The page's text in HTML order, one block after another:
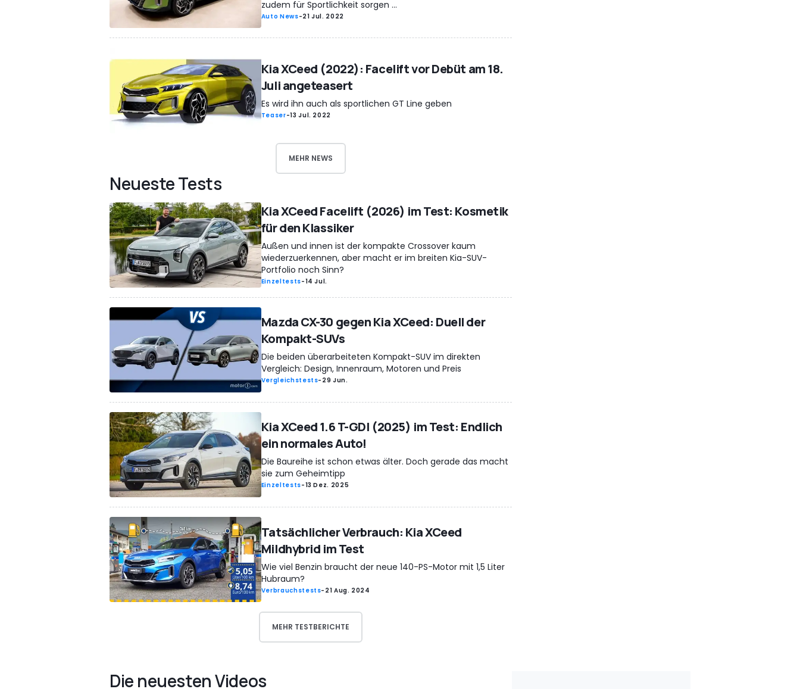
zudem für Sportlichkeit sorgen ...
Auto News-21 Jul. 2022
Kia XCeed (2022): Facelift vor Debüt am 18.
Juli angeteasert
Es wird ihn auch als sportlichen GT Line geben
Teaser-13 Jul. 2022
MEHR NEWS
Neueste Tests
Kia XCeed Facelift (2026) im Test: Kosmetik
für den Klassiker
Außen und innen ist der kompakte Crossover kaum
wiederzuerkennen, aber macht er im breiten Kia-SUV-
Portfolio noch Sinn?
Einzeltests-14 Jul.
Mazda CX-30 gegen Kia XCeed: Duell der
Kompakt-SUVs
Die beiden überarbeiteten Kompakt-SUV im direkten
Vergleich: Design, Innenraum, Motoren und Preis
Vergleichstests- 29 Jun.
Kia XCeed 1.6 T-GDI (2025) im Test: Endlich
ein normales Auto!
Die Baureihe ist schon etwas älter. Doch gerade das macht
sie zum Geheimtipp
Einzeltests-13 Dez. 2025
Tatsächlicher Verbrauch: Kia XCeed
Mildhybrid im Test
Wie viel Benzin braucht der neue 140-PS-Motor mit 1,5 Liter
Hubraum?
Verbrauchstests- 21 Aug. 2024
MEHR TESTBERICHTE
Die neuesten Videos